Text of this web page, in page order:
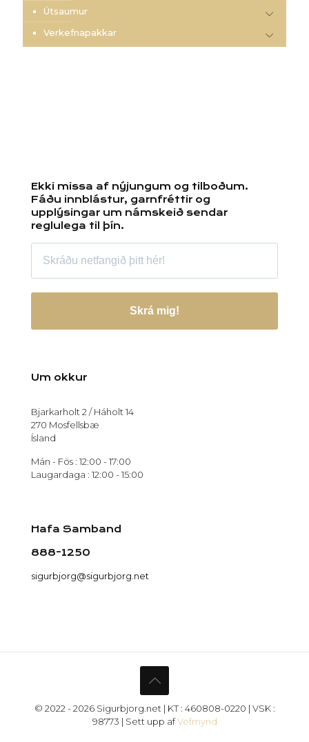
Útsaumur
Verkefnapakkar
Ekki missa af nýjungum og tilboðum.
Fáðu innblástur, garnfréttir og
upplýsingar um námskeið sendar
reglulega til þín.
Skrá mig!
Um okkur
Bjarkarholt 2 / Háholt 14
270 Mosfellsbæ
Ísland
Mán - Fös : 12:00 - 17:00
Laugardaga : 12:00 - 15:00
Hafa Samband
888-1250
sigurbjorg@sigurbjorg.net
© 2022 - 2026 Sigurbjorg.net | KT : 460808-0220 | VSK :
98773 | Sett upp afVefmynd